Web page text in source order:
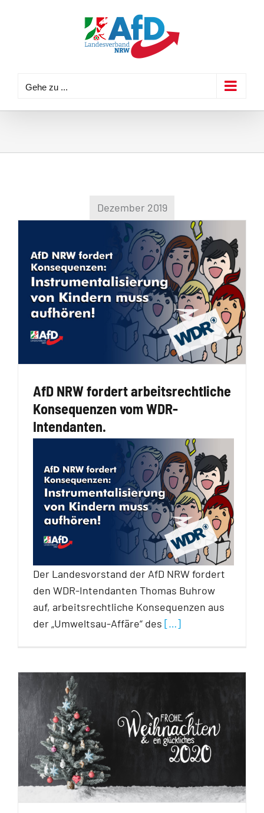
Gehe zu ...
Dezember 2019
AfD NRW fordert arbeitsrechtliche
Konsequenzen vom WDR-
Intendanten.
Der Landesvorstand der AfD NRW fordert
den WDR-Intendanten Thomas Buhrow
auf, arbeitsrechtliche Konsequenzen aus
der „Umweltsau-Affäre“ des […]